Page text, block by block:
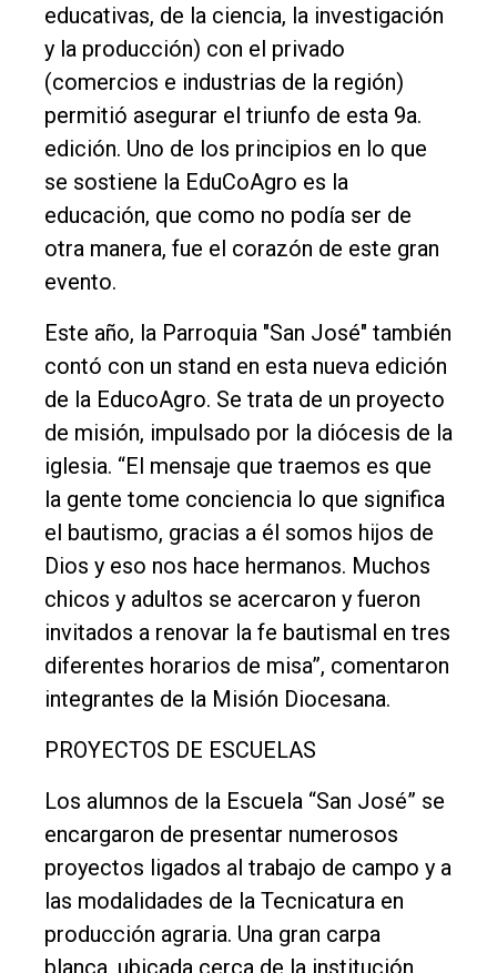
Balcarce
Inicio
Tendencia
Int.
General
Política
Cultura
Entrevistas
Rural
Deportes
Fúnebres
Edición
Empresa
Nosotros
Contacto
educativas, de la ciencia, la investigación
y la producción) con el privado
(comercios e industrias de la región)
permitió asegurar el triunfo de esta 9a.
edición. Uno de los principios en lo que
se sostiene la EduCoAgro es la
educación, que como no podía ser de
otra manera, fue el corazón de este gran
evento.
Este año, la Parroquia "San José" también
contó con un stand en esta nueva edición
de la EducoAgro. Se trata de un proyecto
de misión, impulsado por la diócesis de la
iglesia. “El mensaje que traemos es que
la gente tome conciencia lo que significa
el bautismo, gracias a él somos hijos de
Dios y eso nos hace hermanos. Muchos
chicos y adultos se acercaron y fueron
invitados a renovar la fe bautismal en tres
diferentes horarios de misa”, comentaron
integrantes de la Misión Diocesana.
PROYECTOS DE ESCUELAS
Los alumnos de la Escuela “San José” se
encargaron de presentar numerosos
proyectos ligados al trabajo de campo y a
las modalidades de la Tecnicatura en
producción agraria. Una gran carpa
blanca, ubicada cerca de la institución,